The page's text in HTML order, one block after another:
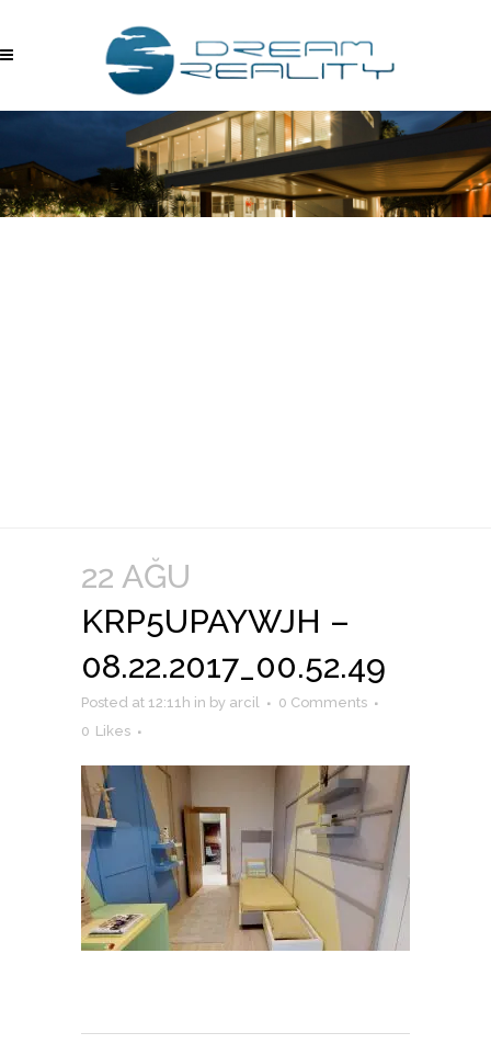
22 AĞU
KRP5UPAYWJH –
08.22.2017_00.52.49
Posted at 12:11h in by arcil
0 Comments
0 Likes